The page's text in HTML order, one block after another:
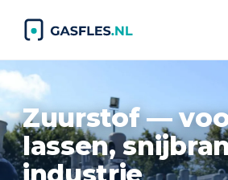
Zuurstof —
lassen,